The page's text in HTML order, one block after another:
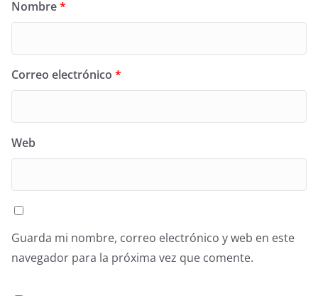
Nombre*
Correo electrónico *
Web
Guarda mi nombre, correo electrónico y web en este
navegador para la próxima vez que comente.